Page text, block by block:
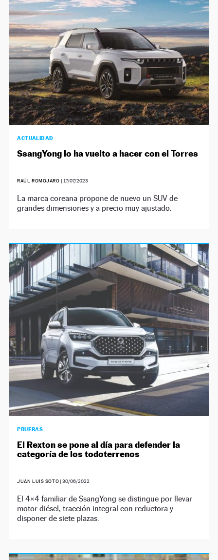
NEWSLETTER
SÍGUENOS
ACTUALIDAD
SsangYong lo ha vuelto a hacer con el Torres
RAÚL ROMOJARO | 17/07/2023
La marca coreana propone de nuevo un SUV de
grandes dimensiones y a precio muy ajustado.
PRUEBAS
El Rexton se pone al día para defender la
categoría de los todoterrenos
JUAN LUIS SOTO |30/06/2022
El 4×4 familiar de SsangYong se distingue por llevar
motor diésel, tracción integral con reductora y
disponer de siete plazas.